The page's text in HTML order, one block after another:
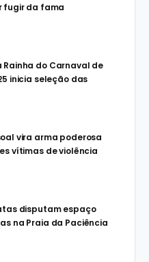
fugir da fama
Rainha do Carnaval de
inicia seleção das
vira arma poderosa
vítimas de violência
disputam espaço
na Praia da Paciência